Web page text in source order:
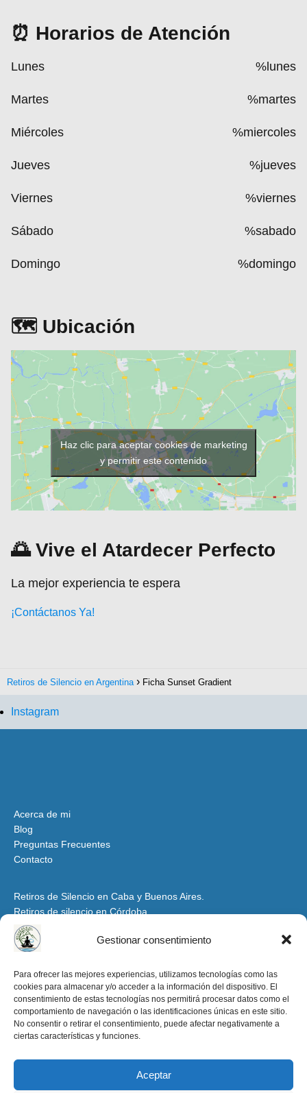
Gestionar consentimiento
Para ofrecer las mejores experiencias, utilizamos tecnologías como las
cookies para almacenar y/o acceder a la información del dispositivo. El
consentimiento de estas tecnologías nos permitirá procesar datos como el
comportamiento de navegación o las identificaciones únicas en este sitio.
No consentir o retirar el consentimiento, puede afectar negativamente a
ciertas características y funciones.
Aceptar
⏰ Horarios de Atención
Lunes %lunes
Martes %martes
Miércoles %miercoles
Jueves %jueves
Viernes %viernes
Sábado %sabado
Domingo %domingo
🗺️ Ubicación
Haz clic para aceptar cookies de marketing
y permitir este contenido
🌅 Vive el Atardecer Perfecto
La mejor experiencia te espera
¡Contáctanos Ya!
Retiros de Silencio en Argentina Ficha Sunset Gradient
Instagram
Acerca de mi
Blog
Preguntas Frecuentes
Contacto
Retiros de Silencio en Caba y Buenos Aires.
Retiros de silencio en Córdoba
Retiros de Silencio y Espiritualidad en Mendoza
Retiros de Silencio en Santiago del Estero y Tucumán
Retiros de Silencio y Espiritualidad en la Patagonia
Retiros de Silencio en Salta y Jujuy
Aviso Legal y condiciones de uso
Política de Privacidad
retirosdesilencioenargentina.org -2025